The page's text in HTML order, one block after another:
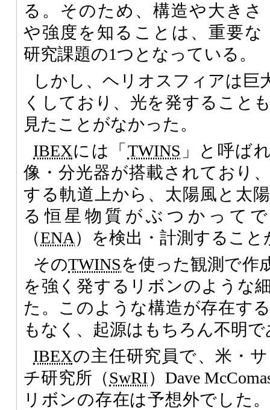
る。そのため、構造や大きさ
や強度を知ることは、重要な
研究課題の1つとなっている。
しかし、ヘリオスフィアは巨
くしており、光を発すること
見たことがなかった。
IBEXには「 TWINS 」と呼ば
像・分光器が搭載されており
する軌道上から、太陽風と太
る恒星物質がぶつかって
（ENA）を検出・計測するこ
そのTWINSを使った観測で作
を強く発するリボンのような
た。このような構造が存在す
もなく、起源はもちろん不明
IBEXの主任研究員で、米・
チ研究所（SwRI）Dave
リボンの存在は予想外でした